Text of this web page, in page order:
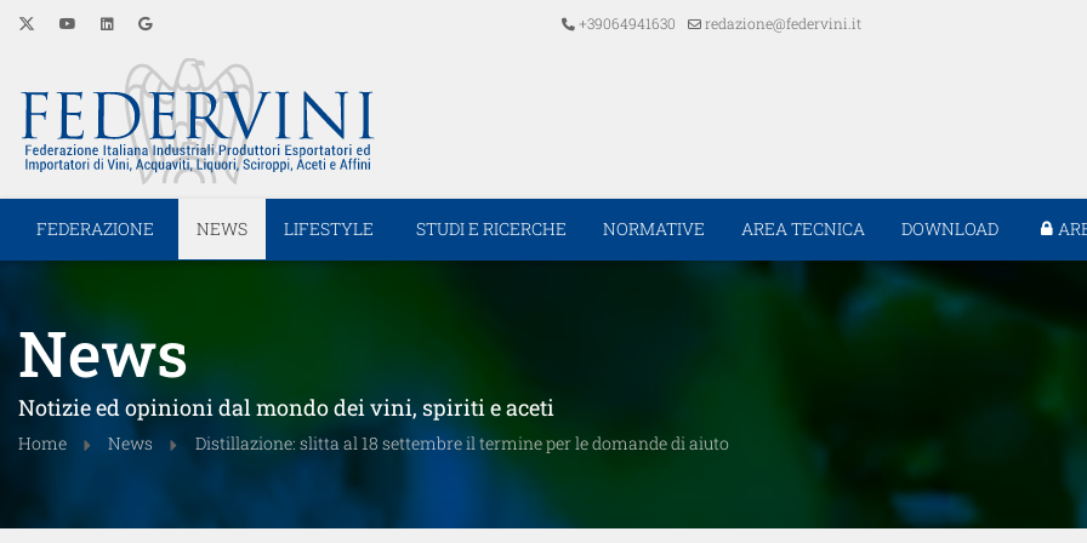
+39064941630 redazione@federvini.it
FEDERAZIONE NEWS LIFESTYLE STUDI E RICERCHE NORMATIVE AREA TECNICA DOWNLOAD
News
Notizie ed opinioni dal mondo dei vini, spiriti e aceti
Home News Distillazione: slitta al 18 settembre il termine per le domande di aiuto